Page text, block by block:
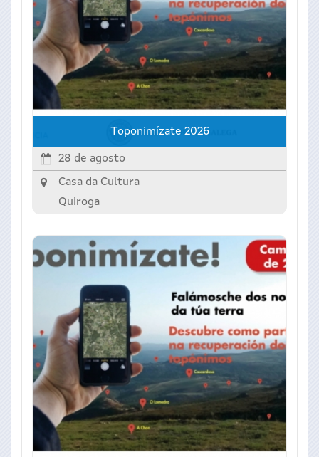
Toponimízate 2026
28 de agosto
Casa da Cultura
Quiroga